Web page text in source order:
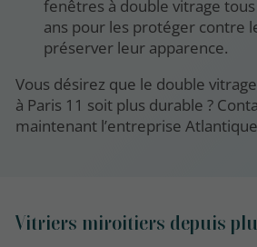
fenêtres à double vitrage
ans pour les protéger contre
préserver leur apparence.
Vous désirez que le double
à Paris 11 soit plus durable ?
maintenant l’entreprise
Vitriers miroitiers depuis